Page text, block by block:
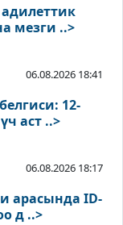
мезги ..>
06.08.2026 18:41
12-
аст ..>
06.08.2026 18:17
арасында ID-
д ..>